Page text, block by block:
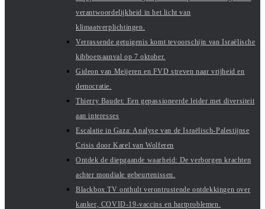
verantwoordelijkheid in het licht van
klimaatverplichtingen.
Verrassende getuigenis komt tevoorschijn van Israëlische
kibboetsaanval op 7 oktober.
Gideon van Meijeren en FVD streven naar vrijheid en
democratie.
Thierry Baudet: Een gepassioneerde leider met diversiteit
aan interesses
Escalatie in Gaza: Analyse van de Israëlisch-Palestijnse
Crisis door Karel van Wolferen
Ontdek de diepgaande waarheid: De verborgen krachten
achter mondiale gebeurtenissen.
Blackbox.TV onthult verontrustende ontdekkingen over
kanker, COVID-19-vaccins en hartproblemen.